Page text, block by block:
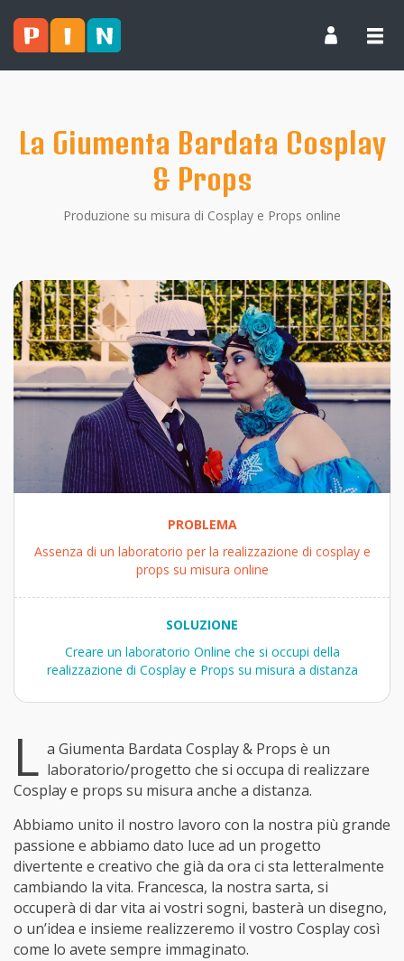
La Giumenta Bardata Cosplay
& Props
Produzione su misura di Cosplay e Props online
PROBLEMA
Assenza di un laboratorio per la realizzazione di cosplay e
props su misura online
SOLUZIONE
Creare un laboratorio Online che si occupi della
realizzazione di Cosplay e Props su misura a distanza
L a Giumenta Bardata Cosplay & Props è un
laboratorio/progetto che si occupa di realizzare
Cosplay e props su misura anche a distanza.
Abbiamo unito il nostro lavoro con la nostra più grande
passione e abbiamo dato luce ad un progetto
divertente e creativo che già da ora ci sta letteralmente
cambiando la vita. Francesca, la nostra sarta, si
occuperà di dar vita ai vostri sogni, basterà un disegno,
o un’idea e insieme realizzeremo il vostro Cosplay così
come lo avete sempre immaginato.